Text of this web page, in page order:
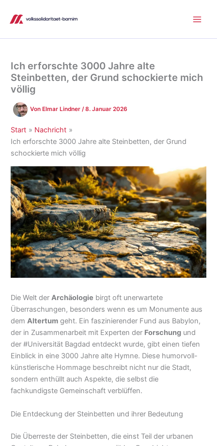
Inhalt
Ich erforschte 3000 Jahre alte
Steinbetten, der Grund schockierte mich
völlig
Von Elmar Lindner/8. Januar 2026
Start
Nachricht
Ich erforschte 3000 Jahre alte Steinbetten, der Grund
schockierte mich völlig
Die Welt derArchäologie birgt oft unerwartete
Überraschungen, besonders wenn es um Monumente aus
demAltertum geht. Ein faszinierender Fund aus Babylon,
der in Zusammenarbeit mit Experten der Forschung und
der #Universität Bagdad entdeckt wurde, gibt einen tiefen
Einblick in eine 3000 Jahre alte Hymne. Diese humorvoll-
künstlerische Hommage beschreibt nicht nur die Stadt,
sondern enthüllt auch Aspekte, die selbst die
fachkundigste Gemeinschaft verblüffen.
Die Entdeckung der Steinbetten und ihrer Bedeutung
Die Überreste der Steinbetten, die einst Teil der urbanen